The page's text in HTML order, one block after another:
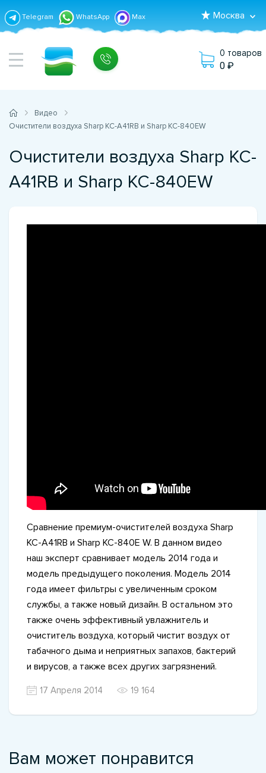
Telegram WhatsApp Max Москва
0 товаров
0
Видео
Очистители воздуха Sharp KC-A41RB и Sharp KC-840EW
Очистители воздуха Sharp KC-
A41RB и Sharp KC-840EW
Сравнение премиум-очистителей воздуха Sharp
KC-A41RB и Sharp KC-840E W. В данном видео
наш эксперт сравнивает модель 2014 года и
модель предыдущего поколения. Модель 2014
года имеет фильтры с увеличенным сроком
службы, а также новый дизайн. В остальном это
также очень эффективный увлажнитель и
очиститель воздуха, который чистит воздух от
табачного дыма и неприятных запахов, бактерий
и вирусов, а также всех других загрязнений.
17 Апреля 2014 19 164
Вам может понравится